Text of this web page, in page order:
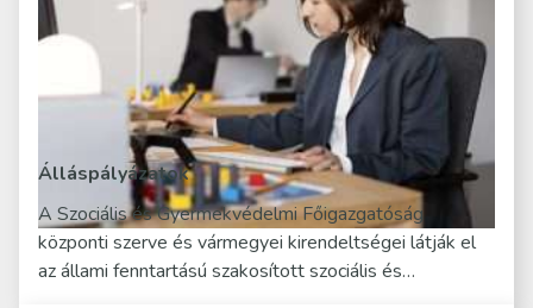
Álláspályázatok
A Szociális és Gyermekvédelmi Főigazgatóság
központi szerve és vármegyei kirendeltségei látják el
az állami fenntartású szakosított szociális és…